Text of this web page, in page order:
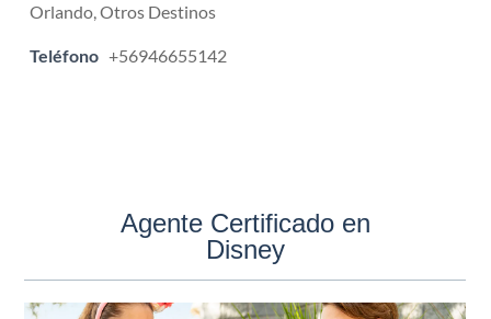
Orlando, Otros Destinos
Teléfono +56946655142